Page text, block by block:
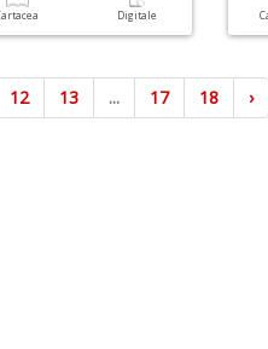
Digitale
12 13 ... 17 18 ›